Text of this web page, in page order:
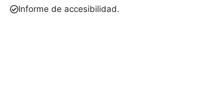
Informe de accesibilidad.